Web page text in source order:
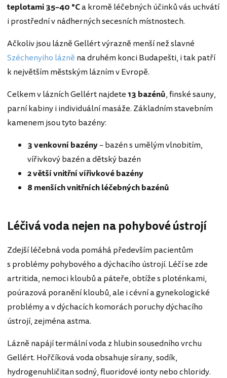
teplotami 35–40 °Ca kromě léčebných účinků vás uchvátí
i prostřední v nádherných secesních místnostech.
Ačkoliv jsou lázně Gellért výrazně menší než slavné
Széchenyiho lázně na druhém konci Budapešti, i tak patří
k největším městským lázním v Evropě.
Celkem v lázních Gellért najdete13 bazénů, finské sauny,
parní kabiny i individuální masáže. Základním stavebním
kamenem jsou tyto bazény:
3 venkovní bazény– bazén s umělým vlnobitím,
vířivkový bazén a dětský bazén
2 větší vnitřní vířivkové bazény
8 menších vnitřních léčebných bazénů
Léčivá voda nejen na pohybové ústrojí
Zdejší léčebná voda pomáhá především pacientům
s problémy pohybového a dýchacího ústrojí. Léčí se zde
artritida, nemoci kloubů a páteře, obtíže s ploténkami,
poúrazová poranění kloubů, ale i cévní a gynekologické
problémy a v dýchacích komorách poruchy dýchacího
ústrojí, zejména astma.
Lázně napájí termální voda z hlubin sousedního vrchu
Gellért. Hořčíková voda obsahuje sírany, sodík,
hydrogenuhličitan sodný, fluoridové ionty nebo chloridy.